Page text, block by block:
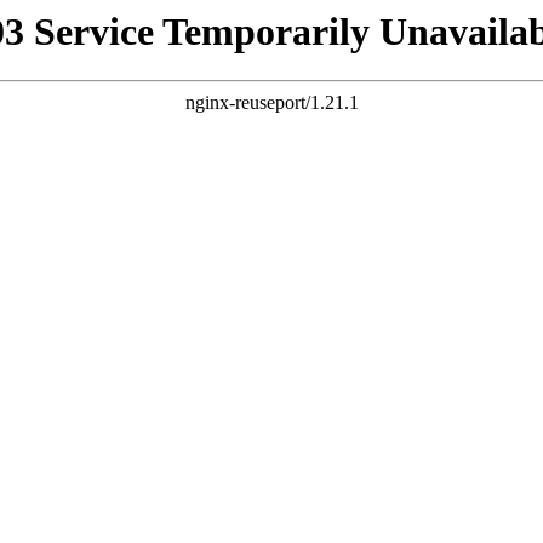
Service Temporarily
nginx-reuseport/1.21.1